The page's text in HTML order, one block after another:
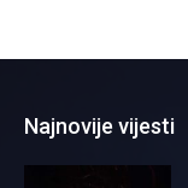
Najnovije vijesti